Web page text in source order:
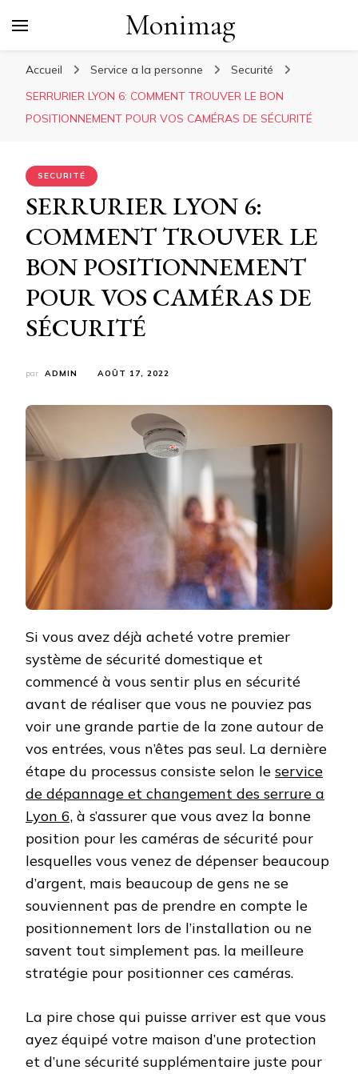
Monimag
Accueil Service a la personne
Securité
SERRURIER LYON 6: COMMENT TROUVER LE BON
POSITIONNEMENT POUR VOS CAMÉRAS DE SÉCURITÉ
SECURITÉ
SERRURIER LYON 6:
COMMENT TROUVER LE
BON POSITIONNEMENT
POUR VOS CAMÉRAS DE
SÉCURITÉ
par ADMIN AOÛT 17, 2022
Si vous avez déjà acheté votre premier
système de sécurité domestique et
commencé à vous sentir plus en sécurité
avant de réaliser que vous ne pouviez pas
voir une grande partie de la zone autour de
vos entrées, vous n’êtes pas seul. La dernière
étape du processus consiste selon le service
de dépannage et changement des serrure a
Lyon 6, à s’assurer que vous avez la bonne
position pour les caméras de sécurité pour
lesquelles vous venez de dépenser beaucoup
d’argent, mais beaucoup de gens ne se
souviennent pas de prendre en compte le
positionnement lors de l’installation ou ne
savent tout simplement pas. la meilleure
stratégie pour positionner ces caméras.
La pire chose qui puisse arriver est que vous
ayez équipé votre maison d’une protection
et d’une sécurité supplémentaire juste pour